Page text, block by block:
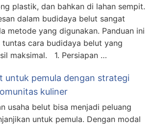
plastik, dan bahkan di lahan sempit.
dalam budidaya belut sangat
metode yang digunakan. Panduan ini
tuntas cara budidaya belut yang
maksimal. 1. Persiapan …
untuk pemula dengan strategi
kuliner
usaha belut bisa menjadi peluang
untuk pemula. Dengan modal